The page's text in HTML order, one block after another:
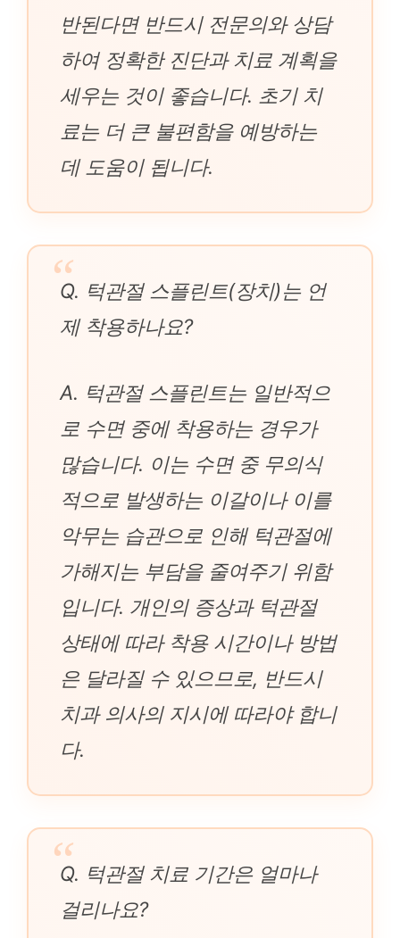
반된다면 반드시 전문의와 상담
하여 정확한 진단과 치료 계획을
세우는 것이 좋습니다. 초기 치
료는 더 큰 불편함을 예방하는
데 도움이 됩니다.
Q. 턱관절 스플린트(장치)는 언
제 착용하나요?
A. 턱관절 스플린트는 일반적으
로 수면 중에 착용하는 경우가
많습니다. 이는 수면 중 무의식
적으로 발생하는 이갈이나 이를
악무는 습관으로 인해 턱관절에
가해지는 부담을 줄여주기 위함
입니다. 개인의 증상과 턱관절
상태에 따라 착용 시간이나 방법
은 달라질 수 있으므로, 반드시
치과 의사의 지시에 따라야 합니
다.
Q. 턱관절 치료 기간은 얼마나
걸리나요?